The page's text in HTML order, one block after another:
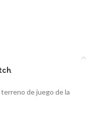
de juego de la